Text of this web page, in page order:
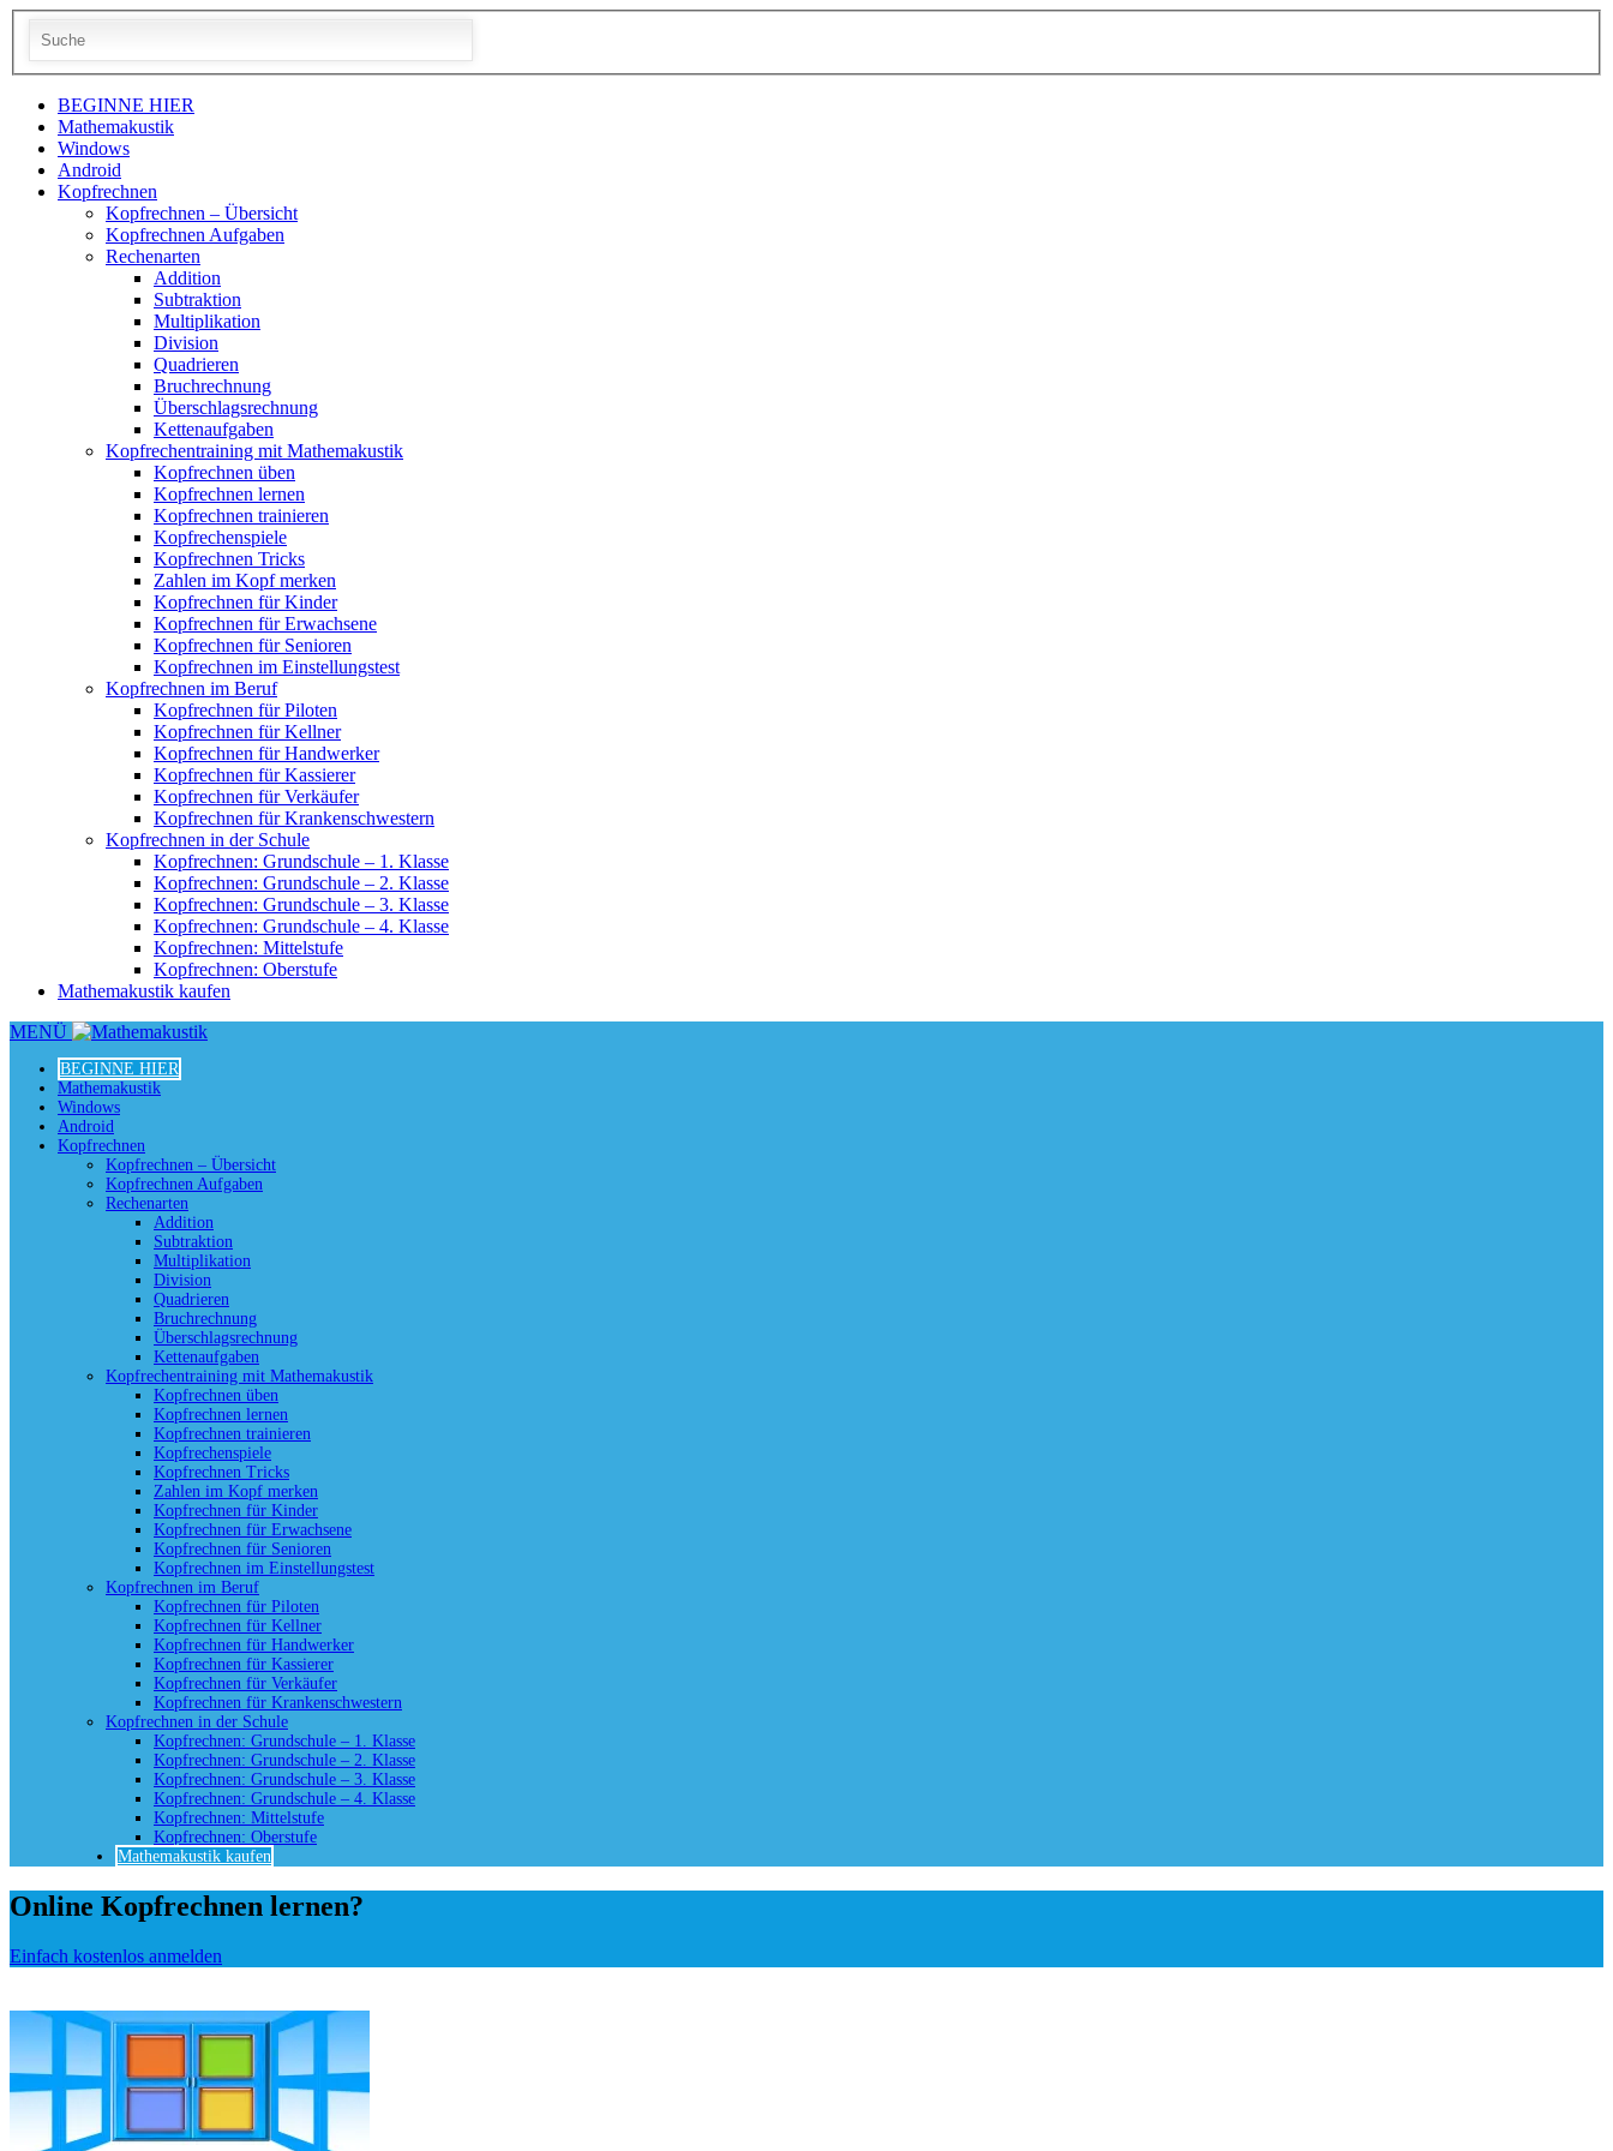
BEGINNE HIER
Mathemakustik
Windows
Android
Kopfrechnen
Kopfrechnen – Übersicht
Kopfrechnen Aufgaben
Rechenarten
Addition
Subtraktion
Multiplikation
Division
Quadrieren
Bruchrechnung
Überschlagsrechnung
Kettenaufgaben
Kopfrechentraining mit Mathemakustik
Kopfrechnen üben
Kopfrechnen lernen
Kopfrechnen trainieren
Kopfrechenspiele
Kopfrechnen Tricks
Zahlen im Kopf merken
Kopfrechnen für Kinder
Kopfrechnen für Erwachsene
Kopfrechnen für Senioren
Kopfrechnen im Einstellungstest
Kopfrechnen im Beruf
Kopfrechnen für Piloten
Kopfrechnen für Kellner
Kopfrechnen für Handwerker
Kopfrechnen für Kassierer
Kopfrechnen für Verkäufer
Kopfrechnen für Krankenschwestern
Kopfrechnen in der Schule
Kopfrechnen: Grundschule – 1. Klasse
Kopfrechnen: Grundschule – 2. Klasse
Kopfrechnen: Grundschule – 3. Klasse
Kopfrechnen: Grundschule – 4. Klasse
Kopfrechnen: Mittelstufe
Kopfrechnen: Oberstufe
Mathemakustik kaufen
MENÜ
BEGINNE HIER
Mathemakustik
Windows
Android
Kopfrechnen
Kopfrechnen – Übersicht
Kopfrechnen Aufgaben
Rechenarten
Addition
Subtraktion
Multiplikation
Division
Quadrieren
Bruchrechnung
Überschlagsrechnung
Kettenaufgaben
Kopfrechentraining mit Mathemakustik
Kopfrechnen üben
Kopfrechnen lernen
Kopfrechnen trainieren
Kopfrechenspiele
Kopfrechnen Tricks
Zahlen im Kopf merken
Kopfrechnen für Kinder
Kopfrechnen für Erwachsene
Kopfrechnen für Senioren
Kopfrechnen im Einstellungstest
Kopfrechnen im Beruf
Kopfrechnen für Piloten
Kopfrechnen für Kellner
Kopfrechnen für Handwerker
Kopfrechnen für Kassierer
Kopfrechnen für Verkäufer
Kopfrechnen für Krankenschwestern
Kopfrechnen in der Schule
Kopfrechnen: Grundschule – 1. Klasse
Kopfrechnen: Grundschule – 2. Klasse
Kopfrechnen: Grundschule – 3. Klasse
Kopfrechnen: Grundschule – 4. Klasse
Kopfrechnen: Mittelstufe
Kopfrechnen: Oberstufe
Mathemakustik kaufen
Online Kopfrechnen lernen?
Einfach kostenlos anmelden